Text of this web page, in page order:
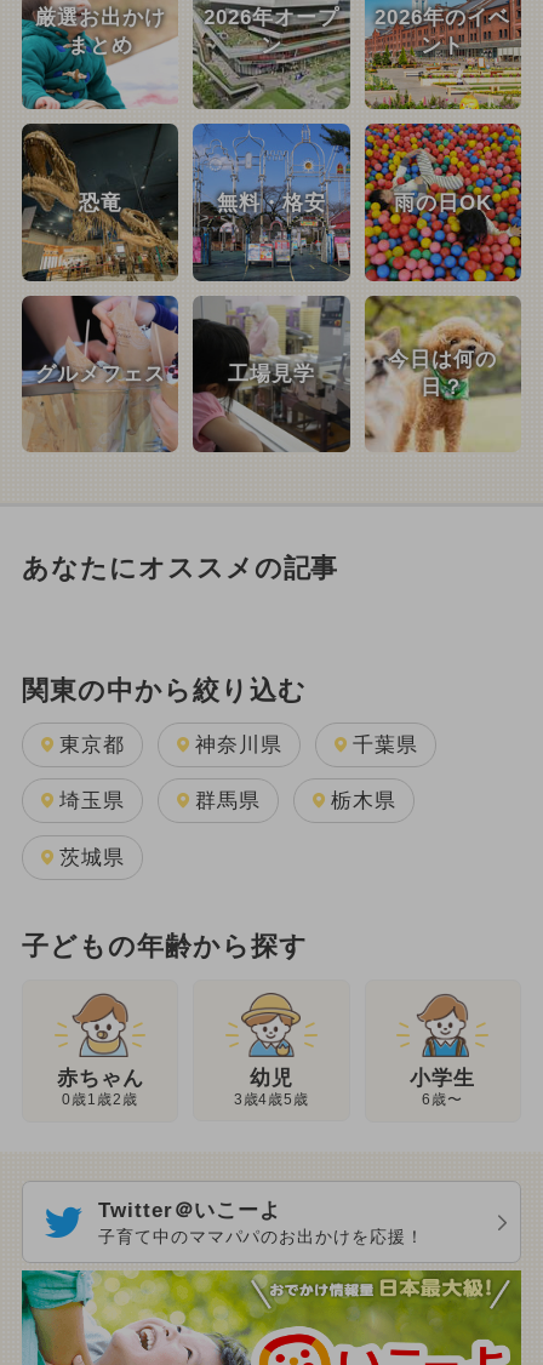
厳選お出かけ
まとめ
2026年オープ
ン
2026年のイベ
ント
恐竜 無料・格安 雨の日OK
グルメフェス 工場見学
今日は何の
日？
あなたにオススメの記事
関東の中から絞り込む
東京都 神奈川県 千葉県
埼玉県 群馬県 栃木県
茨城県
子どもの年齢から探す
赤ちゃん
0歳1歳2歳
幼児
3歳4歳5歳
小学生
6歳〜
Twitter＠いこーよ
子育て中のママパパのお出かけを応援！